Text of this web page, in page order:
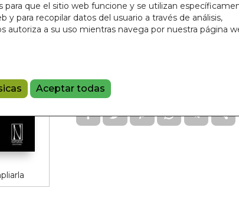
que el sitio web funcione y se utilizan
para recopilar datos del usuario a través de análisis,
autoriza a su uso mientras navega por nuestra página
Aceptar todas
20,00 €
9788494300899